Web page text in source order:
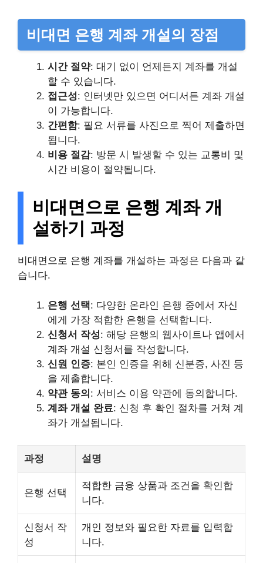
비대면 은행 계좌 개설의 장점
시간 절약: 대기 없이 언제든지 계좌를 개설
할 수 있습니다.
접근성: 인터넷만 있으면 어디서든 계좌 개설
이 가능합니다.
간편함: 필요 서류를 사진으로 찍어 제출하면
됩니다.
비용 절감: 방문 시 발생할 수 있는 교통비 및
시간 비용이 절약됩니다.
비대면으로 은행 계좌 개
설하기 과정
비대면으로 은행 계좌를 개설하는 과정은 다음과 같
습니다.
은행 선택: 다양한 온라인 은행 중에서 자신
에게 가장 적합한 은행을 선택합니다.
신청서 작성: 해당 은행의 웹사이트나 앱에서
계좌 개설 신청서를 작성합니다.
신원 인증: 본인 인증을 위해 신분증, 사진 등
을 제출합니다.
약관 동의 : 서비스 이용 약관에 동의합니다.
계좌 개설 완료: 신청 후 확인 절차를 거쳐 계
좌가 개설됩니다.
과정 설명
은행 선택
적합한 금융 상품과 조건을 확인합
니다.
신청서 작
성
개인 정보와 필요한 자료를 입력합
니다.